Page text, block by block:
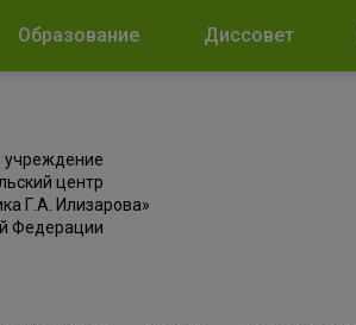
Образование Диссовет
учреждение
центр
Г.А. Илизарова»
Федерации